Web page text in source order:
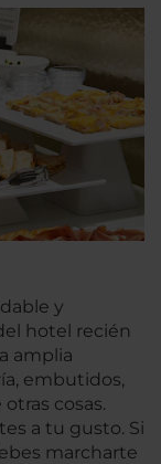
y
hotel recién
amplia
embutidos,
cosas.
a tu gusto. Si
marcharte